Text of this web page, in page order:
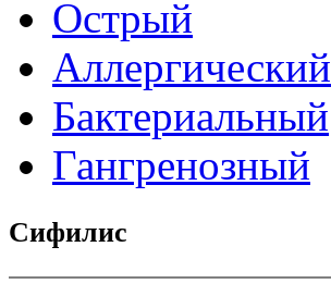
Острый
Аллергический
Бактериальный
Гангренозный
Сифилис